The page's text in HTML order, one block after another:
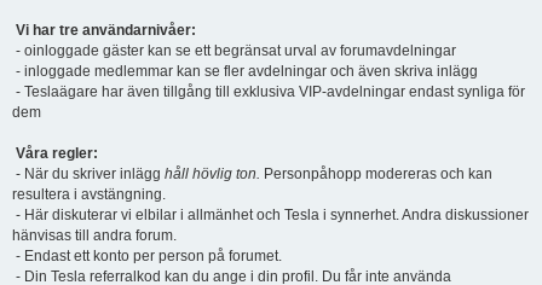
Vi har tre användarnivåer:
- oinloggade gäster kan se ett begränsat urval av forumavdelningar
- inloggade medlemmar kan se fler avdelningar och även skriva inlägg
- Teslaägare har även tillgång till exklusiva VIP-avdelningar endast synliga för
dem
Våra regler:
- När du skriver inlägg håll hövlig ton. Personpåhopp modereras och kan
resultera i avstängning.
- Här diskuterar vi elbilar i allmänhet och Tesla i synnerhet. Andra diskussioner
hänvisas till andra forum.
- Endast ett konto per person på forumet.
- Din Tesla referralkod kan du ange i din profil. Du får inte använda